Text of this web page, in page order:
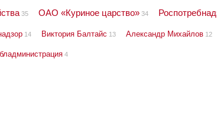
35 ОАО «Куриное царство» 34
14 Виктория Балтайс 13 Александр Михайлов 12
4